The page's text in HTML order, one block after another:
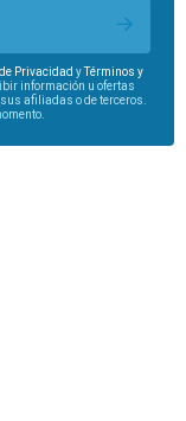
Privacidad yTérminos y
información u ofertas
afiliadas o de terceros.